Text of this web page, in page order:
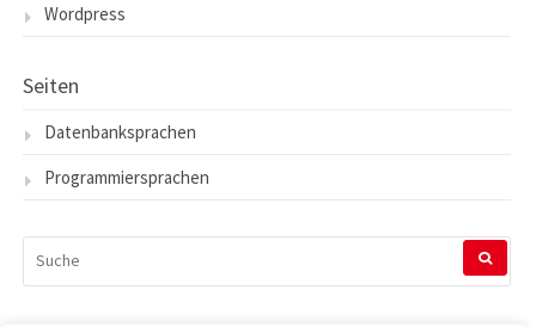
Wordpress
Seiten
Datenbanksprachen
Programmiersprachen
NACH: